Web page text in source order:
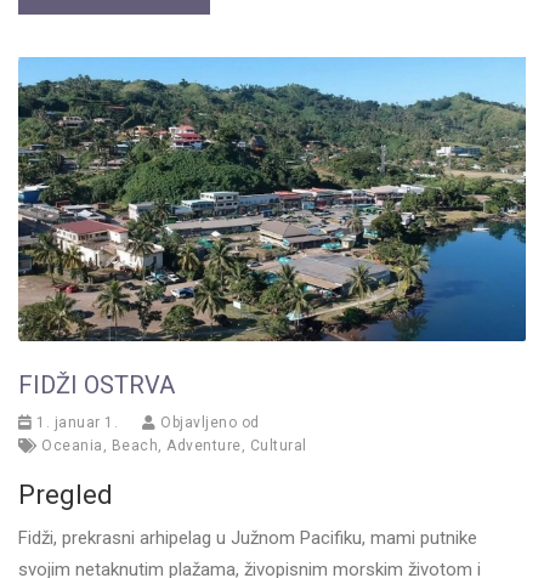
FIDŽI OSTRVA
1. januar 1.
Objavljeno od
Oceania
Beach Adventure Cultural
Pregled
Fidži, prekrasni arhipelag u Južnom Pacifiku, mami putnike
svojim netaknutim plažama, živopisnim morskim životom i